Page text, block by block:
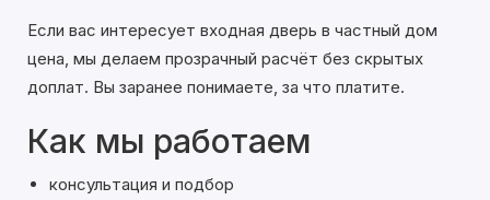
Если вас интересует входная дверь в частный дом
цена, мы делаем прозрачный расчёт без скрытых
доплат. Вы заранее понимаете, за что платите.
Как мы работаем
консультация и подбор